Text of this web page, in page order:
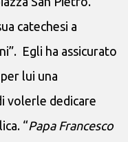
catechesi a
Egli ha assicurato
lui una
volerle dedicare
“Papa Francesco